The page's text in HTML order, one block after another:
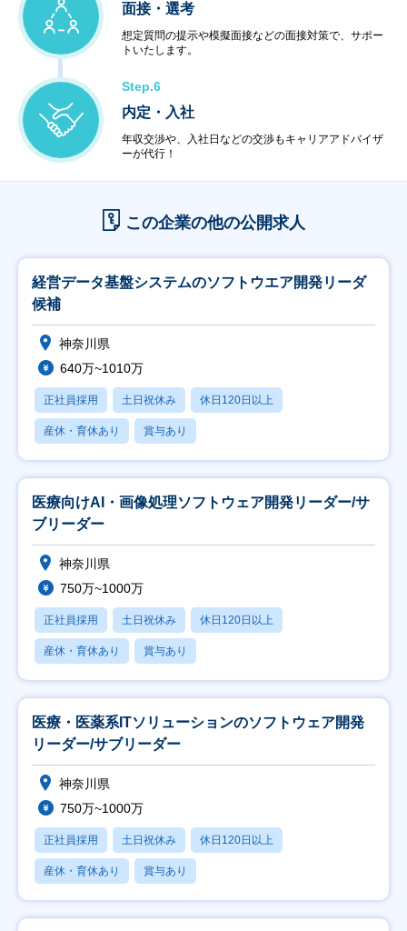
面接・選考
想定質問の提示や模擬面接などの面接対策で、サポー
トいたします。
Step.6
内定・入社
年収交渉や、入社日などの交渉もキャリアアドバイザ
ーが代行！
この企業の他の公開求人
経営データ基盤システムのソフトウエア開発リーダ
候補
神奈川県
640万~1010万
正社員採用 土日祝休み 休日120日以上
産休・育休あり 賞与あり
医療向けAI・画像処理ソフトウェア開発リーダー/サ
ブリーダー
神奈川県
750万~1000万
正社員採用 土日祝休み 休日120日以上
産休・育休あり 賞与あり
医療・医薬系ITソリューションのソフトウェア開発
リーダー/サブリーダー
神奈川県
750万~1000万
正社員採用 土日祝休み 休日120日以上
産休・育休あり 賞与あり